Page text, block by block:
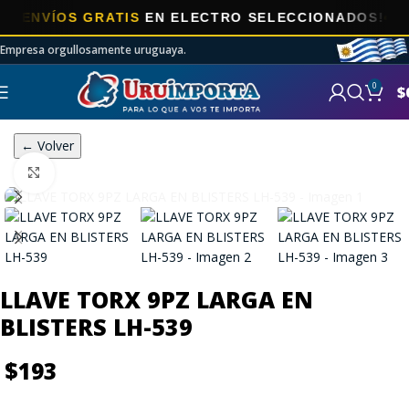
GRATISEN ELECTRO SELECCIONADOS!
Empresa orgullosamente uruguaya.
0 $
← Volver
LLAVE TORX 9PZ LARGA EN
BLISTERS LH-539
$193